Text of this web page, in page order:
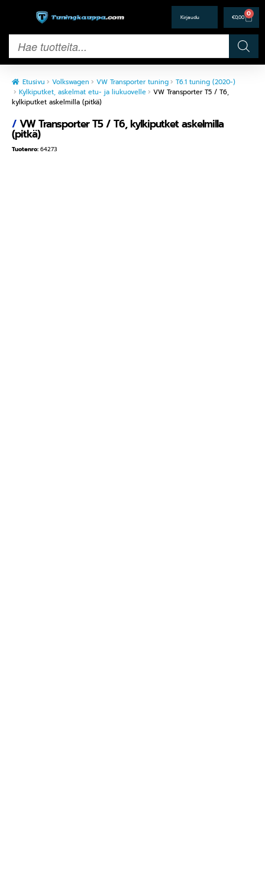
€0,00 0
Etusivu Volkswagen VW Transporter tuning
T6.1 tuning (2020-)
Kylkiputket, askelmat etu- ja liukuovelle
VW Transporter T5 / T6,
kylkiputket askelmilla (pitkä)
/VW Transporter T5 / T6, kylkiputket askelmilla
(pitkä)
Tuotenro: 64273